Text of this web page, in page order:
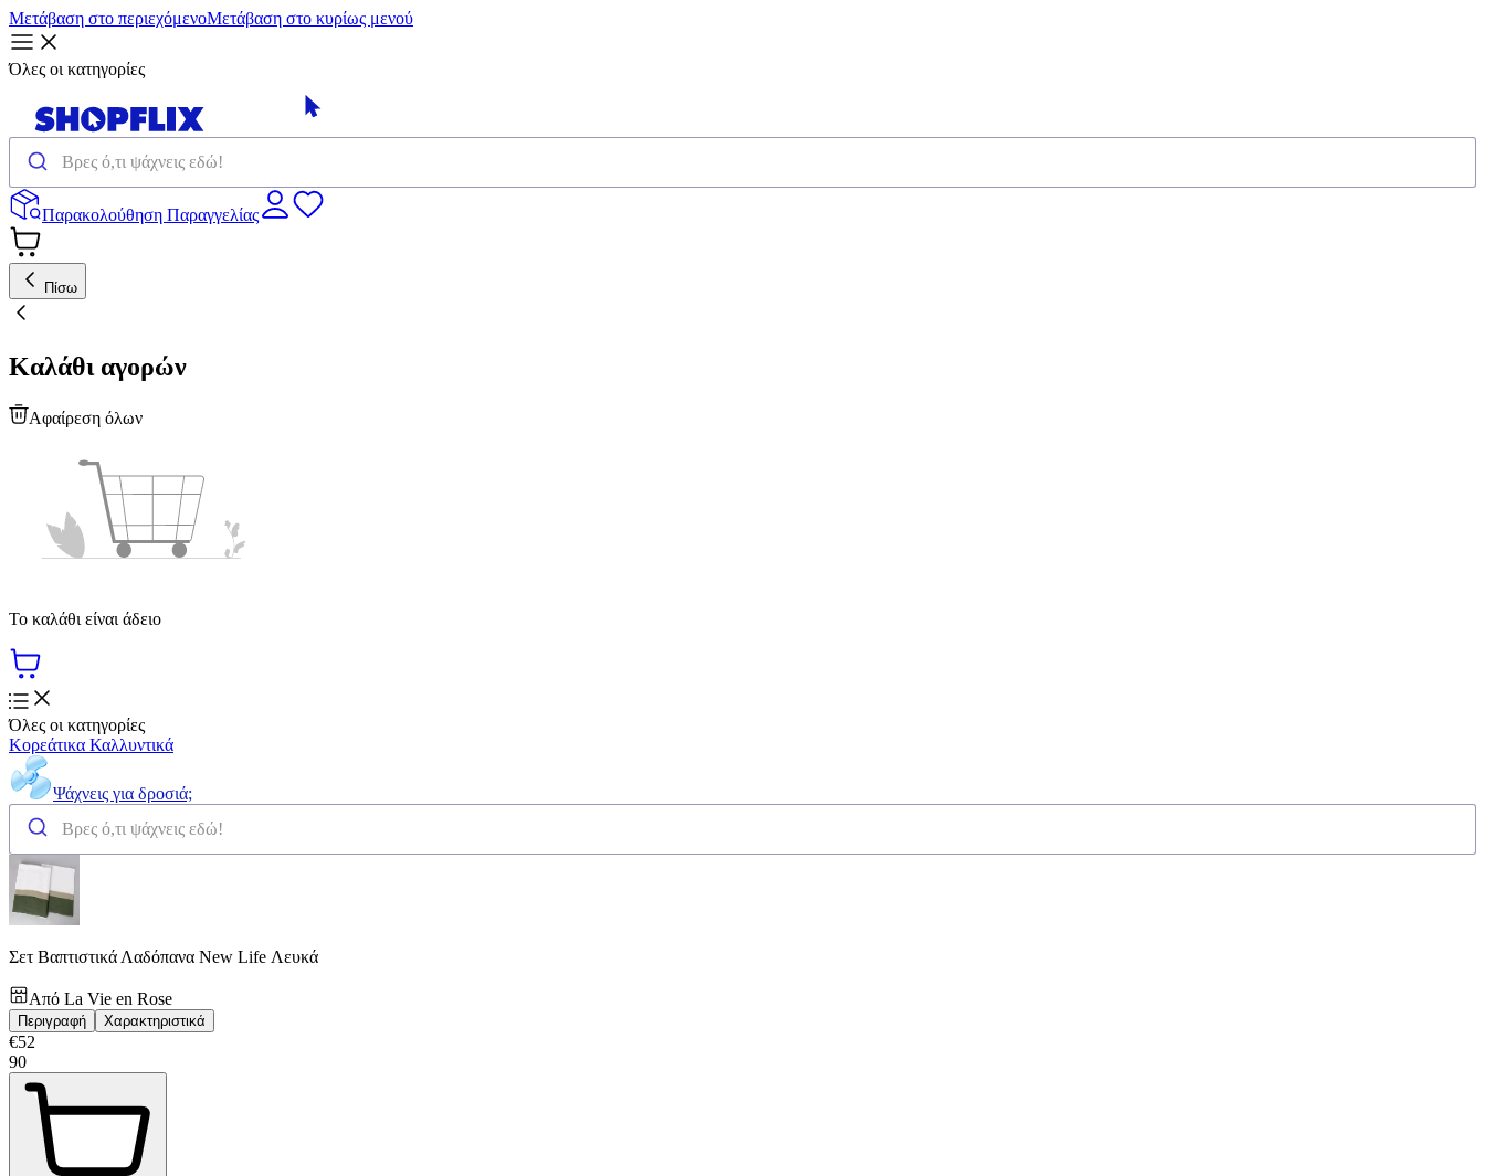
Μετάβαση στο περιεχόμενοΜετάβαση στο κυρίως μενού
Όλες οι κατηγορίες
Παρακολούθηση Παραγγελίας
Πίσω
Καλάθι αγορών
Αφαίρεση όλων
Το καλάθι είναι άδειο
Όλες οι κατηγορίες
Κορεάτικα Καλλυντικά
Ψάχνεις για δροσιά;
Σετ Βαπτιστικά Λαδόπανα New Life Λευκά
Από La Vie en Rose
Περιγραφή Χαρακτηριστικά
€52
90